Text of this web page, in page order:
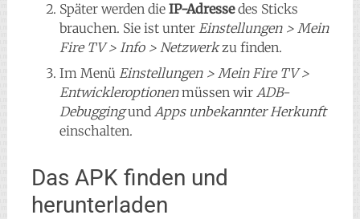
Später werden die IP-Adressedes Sticks
brauchen. Sie ist unter Einstellungen > Mein
Fire TV > Info > Netzwerkzu finden.
Im Menü Einstellungen > Mein Fire TV >
Entwickleroptionenmüssen wir ADB-
Debuggingund Apps unbekannter Herkunft
einschalten.
Das APK finden und
herunterladen